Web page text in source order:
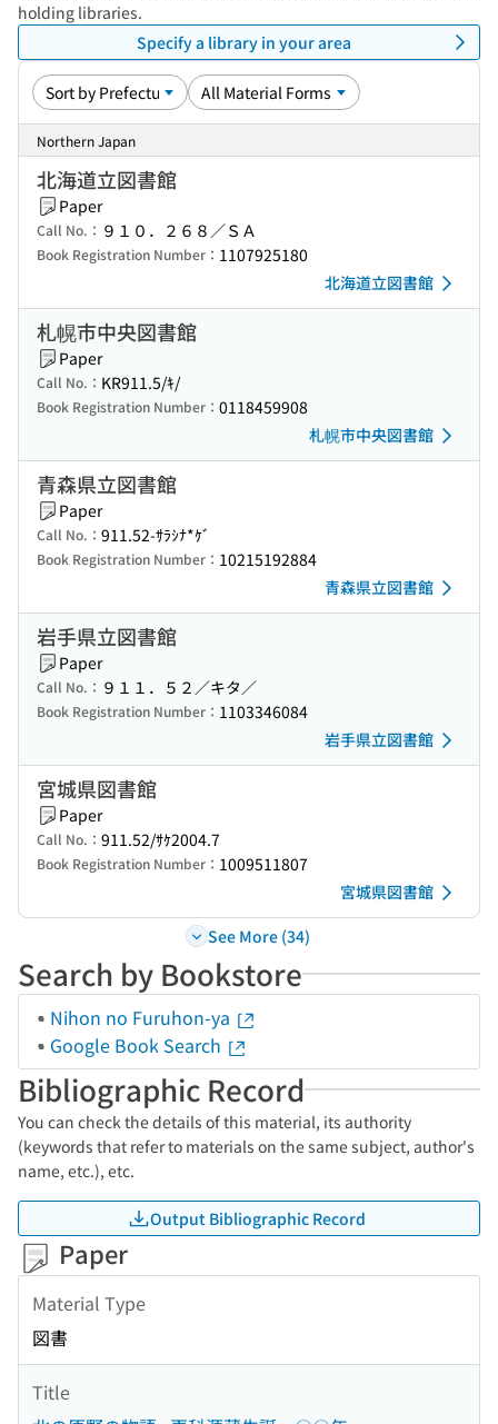
holding libraries.
Specify a library in your area
Northern Japan
北海道立図書館
Paper
Call No.： ９１０．２６８／ＳＡ
Book Registration Number： 1107925180
北海道立図書館
札幌市中央図書館
Paper
Call No.： KR911.5/ｷ/
Book Registration Number： 0118459908
札幌市中央図書館
青森県立図書館
Paper
Call No.： 911.52-ｻﾗｼﾅ*ｹﾞ
Book Registration Number： 10215192884
青森県立図書館
岩手県立図書館
Paper
Call No.： ９１１．５２／キタ／
Book Registration Number： 1103346084
岩手県立図書館
宮城県図書館
Paper
Call No.： 911.52/ｻｹ2004.7
Book Registration Number： 1009511807
宮城県図書館
See More (34)
Search by Bookstore
Nihon no Furuhon-ya
Google Book Search
Bibliographic Record
You can check the details of this material, its authority
(keywords that refer to materials on the same subject, author's
name, etc.), etc.
Output Bibliographic Record
Paper
Material Type
図書
Title